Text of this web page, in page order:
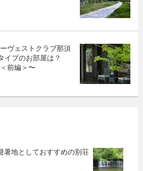
ヴェストクラブ那須
イプのお部屋は？
前編＞〜
暑地としておすすめの別荘